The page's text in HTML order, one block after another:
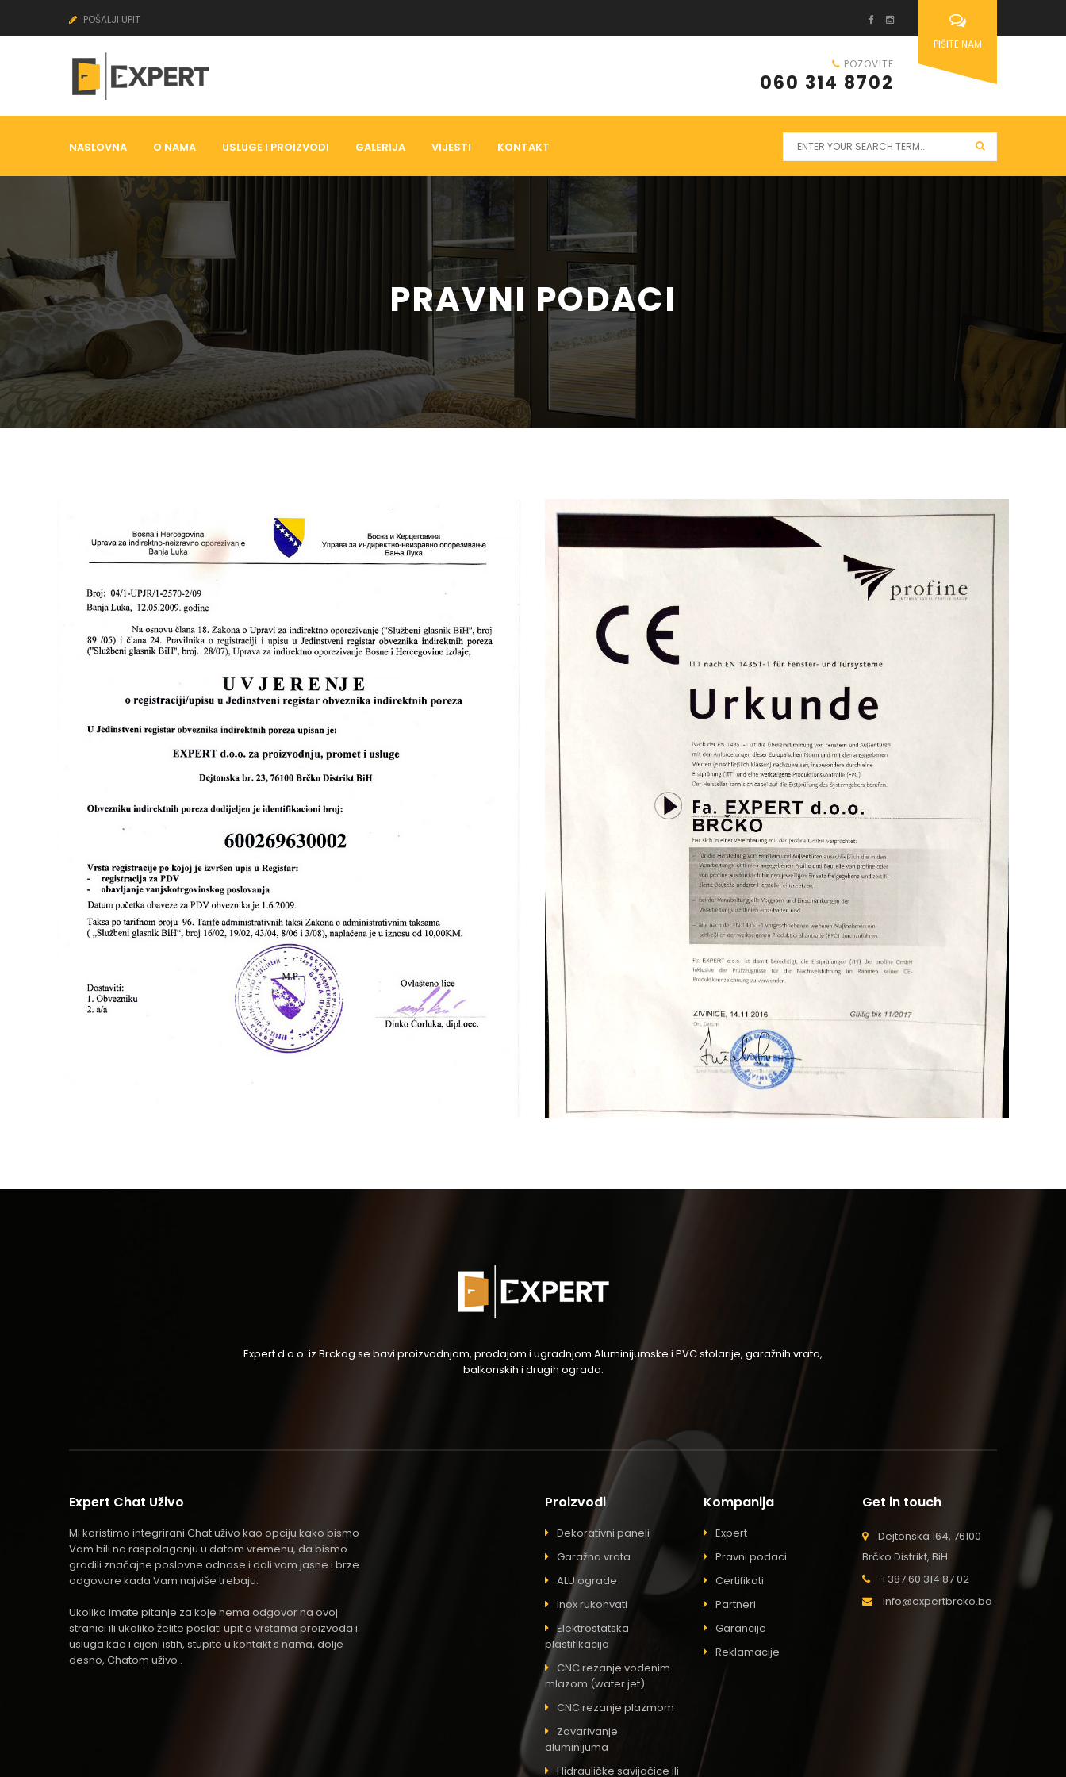
POŠALJI UPIT
POZOVITE
060 314 8702
PIŠITE NAM
NASLOVNA O NAMA USLUGE I PROIZVODI GALERIJA VIJESTI KONTAKT
PRAVNI PODACI
Expert d.o.o. iz Brckog se bavi proizvodnjom, prodajom i ugradnjom Aluminijumske i PVC stolarije, garažnih vrata,
balkonskih i drugih ograda.
Expert Chat Uživo
Mi koristimo integrirani Chat uživo kao opciju kako bismo
Vam bili na raspolaganju u datom vremenu, da bismo
gradili značajne poslovne odnose i dali vam jasne i brze
odgovore kada Vam najviše trebaju.
Ukoliko imate pitanje za koje nema odgovor na ovoj
stranici ili ukoliko želite poslati upit o vrstama proizvoda i
usluga kao i cijeni istih, stupite u kontakt s nama, dolje
desno, Chatom uživo .
Proizvodi
Dekorativni paneli
Garažna vrata
ALU ograde
Inox rukohvati
Elektrostatska
plastifikacija
CNC rezanje vodenim
mlazom (water jet)
CNC rezanje plazmom
Zavarivanje
aluminijuma
Hidrauličke savijačice ili
Kompanija
Expert
Pravni podaci
Certifikati
Partneri
Garancije
Reklamacije
Get in touch
Dejtonska 164, 76100
Brčko Distrikt, BiH
+387 60 314 87 02
info@expertbrcko.ba